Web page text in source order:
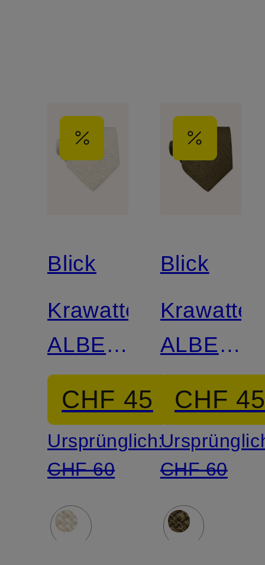
Blick
Krawatte
ALBERT
aus
Leinen
CHF 45
Ursprünglich:
CHF 60
Blick
Krawatte
ALBERT
aus
Leinen
CHF
CHF 60